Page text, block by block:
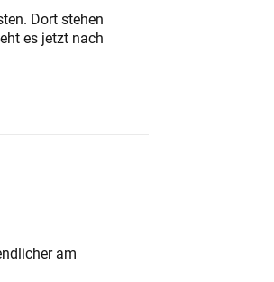
Dort stehen
es jetzt nach
am